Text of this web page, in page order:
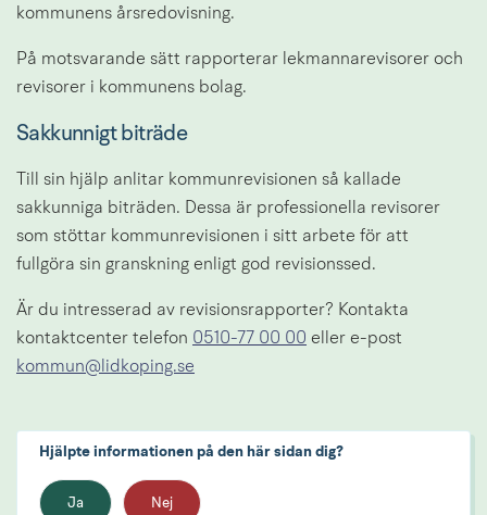
kommunens årsredovisning.
På motsvarande sätt rapporterar lekmannarevisorer och
revisorer i kommunens bolag.
Sakkunnigt biträde
Till sin hjälp anlitar kommunrevisionen så kallade
sakkunniga biträden. Dessa är professionella revisorer
som stöttar kommunrevisionen i sitt arbete för att
fullgöra sin granskning enligt god revisionssed.
Är du intresserad av revisionsrapporter? Kontakta
kontaktcenter telefon 0510-77 00 00
kommun@lidkoping.se
Hjälpte informationen på den här sidan dig?
Ja Nej